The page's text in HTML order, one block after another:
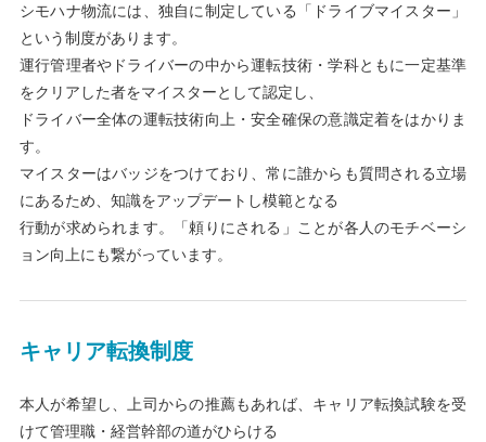
シモハナ物流には、独自に制定している「ドライブマイスター」
という制度があります。
運行管理者やドライバーの中から運転技術・学科ともに一定基準
をクリアした者をマイスターとして認定し、
ドライバー全体の運転技術向上・安全確保の意識定着をはかりま
す。
マイスターはバッジをつけており、常に誰からも質問される立場
にあるため、知識をアップデートし模範となる
行動が求められます。「頼りにされる」ことが各人のモチベーシ
ョン向上にも繋がっています。
キャリア転換制度
本人が希望し、上司からの推薦もあれば、キャリア転換試験を受
けて管理職・経営幹部の道がひらける